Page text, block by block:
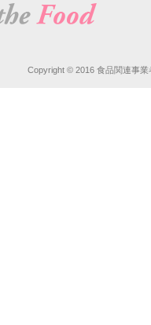
Copyright © 2016 食品関連事